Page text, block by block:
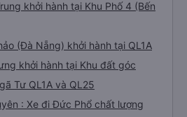
khởi hành tại Khu Phố 4 (Bến
(Đà Nẵng) khởi hành tại QL1A
khởi hành tại Khu đất góc
Tư QL1A và QL25
: Xe đi Đức Phổ chất lượng